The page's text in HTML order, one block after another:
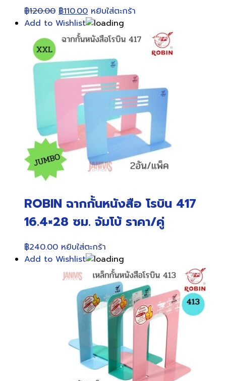
฿120.00 Original
price
was:
฿110.00Current
price
is:
หยิบใส่ตะกร้า
Add to Wishlist
ROBIN ฉากกั้นหนังสือ โรบิน 417
16.4×28 ซม. จัมโบ้ ราคา/คู่
฿240.00 หยิบใส่ตะกร้า
Add to Wishlist